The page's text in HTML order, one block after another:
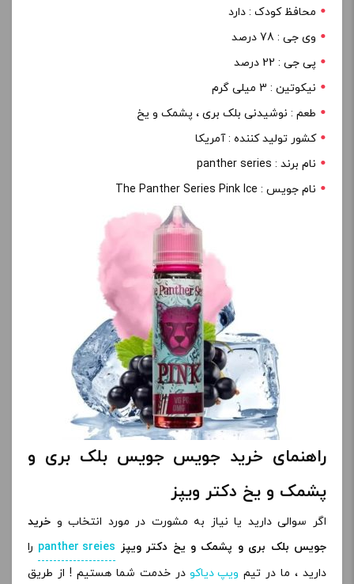
محافظ کودک : دارد
وی جی : 78 درصد
پی جی : 22 درصد
نیکوتین : 3 میلی گرم
طعم : نوشیدنی بلک بری ، پشمک و یخ
کشور تولید کننده : آمریکا
نام برند : panther series
نام جویس : The Panther Series Pink Ice
راهنمای خرید جویس جویس بلک بری و
پشمک و یخ دکتر ویپز
اگر سوالی دارید یا نیاز به مشورت در مورد انتخاب و خرید
جویس بلک بری و پشمک و یخ دکتر ویپز panther sreies را
دارید ، ما در تیم ویپ دیاکودر خدمت شما هستیم ! از طریق